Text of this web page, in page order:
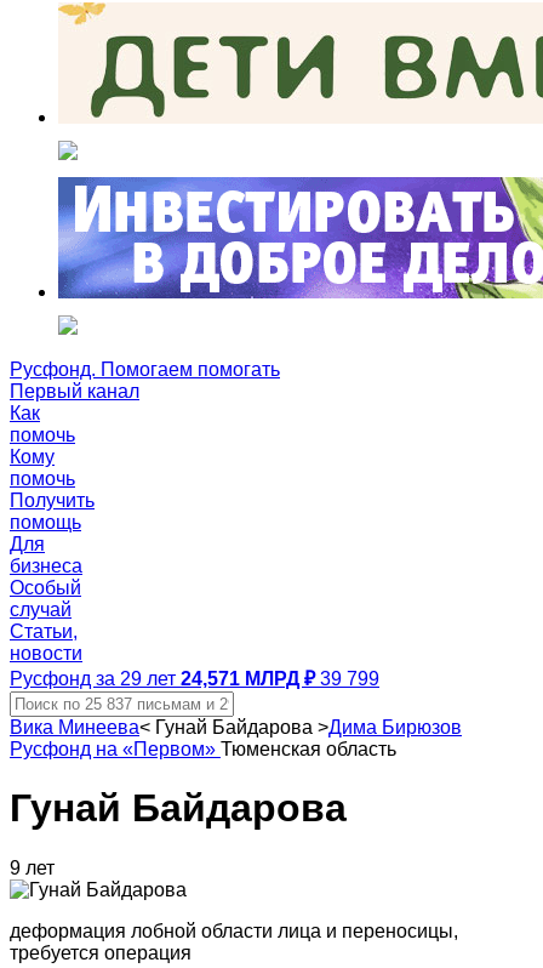
Русфонд. Помогаем помогать
Первый канал
Как
помочь
Кому
помочь
Получить
помощь
Для
бизнеса
Особый
случай
Статьи,
новости
Русфонд за 29 лет 24,571 МЛРД ₽ 39 799
Вика Минеева< Гунай Байдарова >Дима Бирюзов
Русфонд на «Первом» Тюменская область
Гунай Байдарова
9 лет
деформация лобной области лица и переносицы,
требуется операция